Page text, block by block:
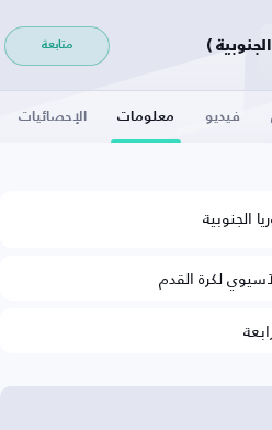
متابعة
فيديو معلومات الإحصائيات
الجنوبية
لكرة القدم